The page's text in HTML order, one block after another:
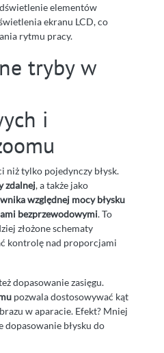
elementów
ekranu LCD, co
rytmu pracy.
tryby w
i
niż tylko pojedynczy błysk.
zdalnej, a także jako
względnej mocy błysku
bezprzewodowymi. To
złożone schematy
kontrolę nad proporcjami
dopasowanie zasięgu.
pozwala dostosowywać kąt
w aparacie. Efekt? Mniej
dopasowanie błysku do